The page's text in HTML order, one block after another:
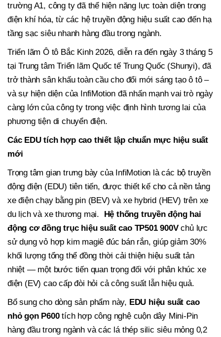
trường A1, công ty đã thể hiện năng lực toàn diện trong
điện khí hóa, từ các hệ truyền động hiệu suất cao đến hạ
tầng sạc siêu nhanh hàng đầu trong ngành.
Triển lãm Ô tô Bắc Kinh 2026, diễn ra đến ngày 3 tháng 5
tại Trung tâm Triển lãm Quốc tế Trung Quốc (Shunyi), đã
trở thành sân khấu toàn cầu cho đổi mới sáng tạo ô tô –
và sự hiện diện của InfiMotion đã nhấn mạnh vai trò ngày
càng lớn của công ty trong việc định hình tương lai của
phương tiện di chuyển điện.
Các EDU tích hợp cao thiết lập chuẩn mực hiệu suất
mới
Trọng tâm gian trưng bày của InfiMotion là các bộ truyền
động điện (EDU) tiên tiến, được thiết kế cho cả nền tảng
xe điện chạy bằng pin (BEV) và xe hybrid (HEV) trên xe
du lịch và xe thương mại. Hệ thống truyền động hai
động cơ đồng trục hiệu suất cao TP501 900Vchủ lực
sử dụng vỏ hợp kim magiê đúc bán rắn, giúp giảm 30%
khối lượng tổng thể đồng thời cải thiện hiệu suất tản
nhiệt — một bước tiến quan trọng đối với phân khúc xe
điện (EV) cao cấp đòi hỏi cả công suất lẫn hiệu quả.
Bổ sung cho dòng sản phẩm này, EDU hiệu suất cao
nhỏ gọn P600tích hợp công nghệ cuộn dây Mini-Pin
hàng đầu trong ngành và các lá thép silic siêu mỏng 0,2